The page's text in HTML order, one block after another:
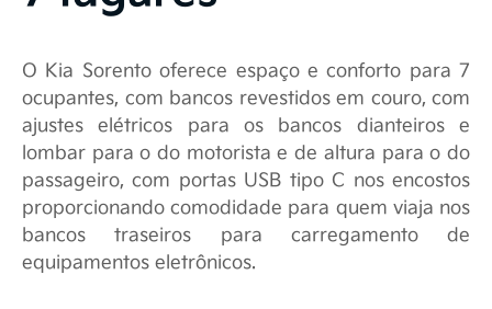
O Kia Sorento oferece espaço e conforto para 7
ocupantes, com bancos revestidos em couro, com
ajustes elétricos para os bancos dianteiros e
lombar para o do motorista e de altura para o do
passageiro, com portas USB tipo C nos encostos
proporcionando comodidade para quem viaja nos
bancos traseiros para carregamento de
equipamentos eletrônicos.